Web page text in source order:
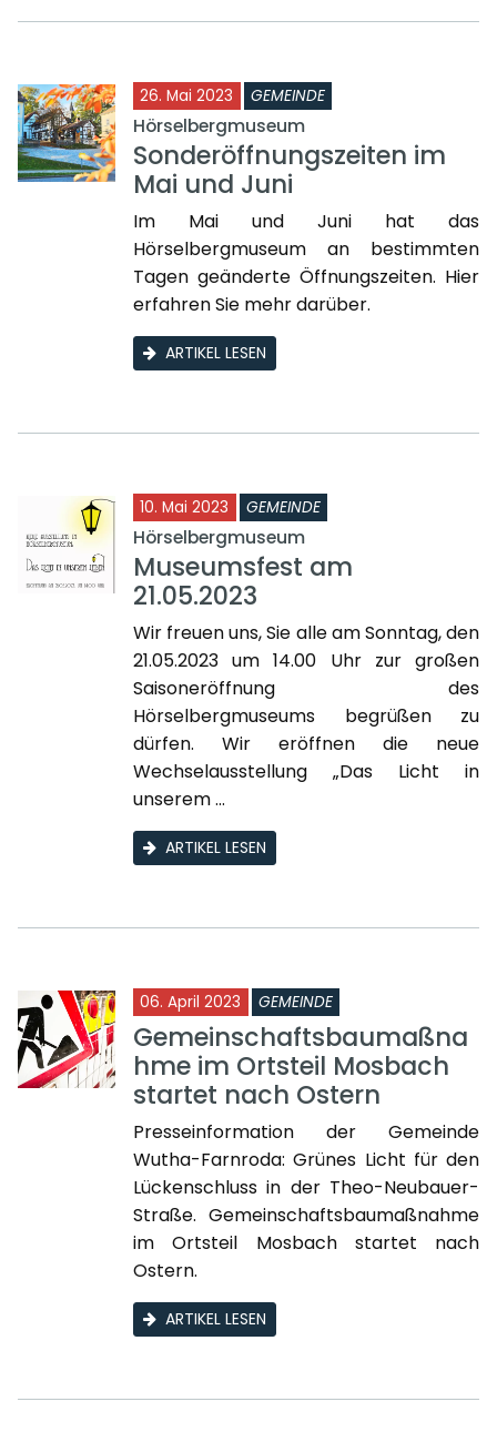
26. Mai 2023 GEMEINDE
Hörselbergmuseum
Sonderöffnungszeiten im
Mai und Juni
Im Mai und Juni hat das
Hörselbergmuseum an bestimmten
Tagen geänderte Öffnungszeiten. Hier
erfahren Sie mehr darüber.
ARTIKEL LESEN
10. Mai 2023 GEMEINDE
Hörselbergmuseum
Museumsfest am
21.05.2023
Wir freuen uns, Sie alle am Sonntag, den
21.05.2023 um 14.00 Uhr zur großen
Saisoneröffnung des
Hörselbergmuseums begrüßen zu
dürfen. Wir eröffnen die neue
Wechselausstellung „Das Licht in
unserem ...
ARTIKEL LESEN
06. April 2023 GEMEINDE
Gemeinschaftsbaumaßna
hme im Ortsteil Mosbach
startet nach Ostern
Presseinformation der Gemeinde
Wutha-Farnroda: Grünes Licht für den
Lückenschluss in der Theo-Neubauer-
Straße. Gemeinschaftsbaumaßnahme
im Ortsteil Mosbach startet nach
Ostern.
ARTIKEL LESEN